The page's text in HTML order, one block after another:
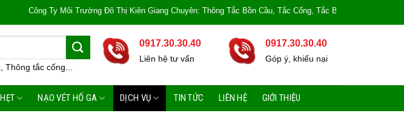
Ty Môi Trường Đô Thị Kiên Giang Chuyên: Thông Tắc Bồn Cầu, Tắc Cống, Tắc Bồn Rửa, Mùi Hôi, Hút hầm
tắc cống...
0917.30.30.40
Liên hệ tư vấn
0917.30.30.40
Góp ý, khiếu nại
NẠO VÉT HỐ GA DỊCH VỤ TIN TỨC LIÊN HỆ GIỚI THIỆU